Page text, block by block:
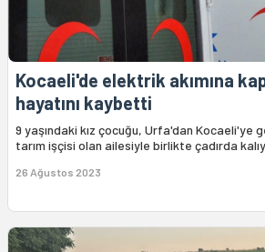
Kocaeli'de elektrik akımına
hayatını kaybetti
9 yaşındaki kız çocuğu, Urfa'dan Kocaeli'ye
tarım işçisi olan ailesiyle birlikte çadırda
26 Ağustos 2023